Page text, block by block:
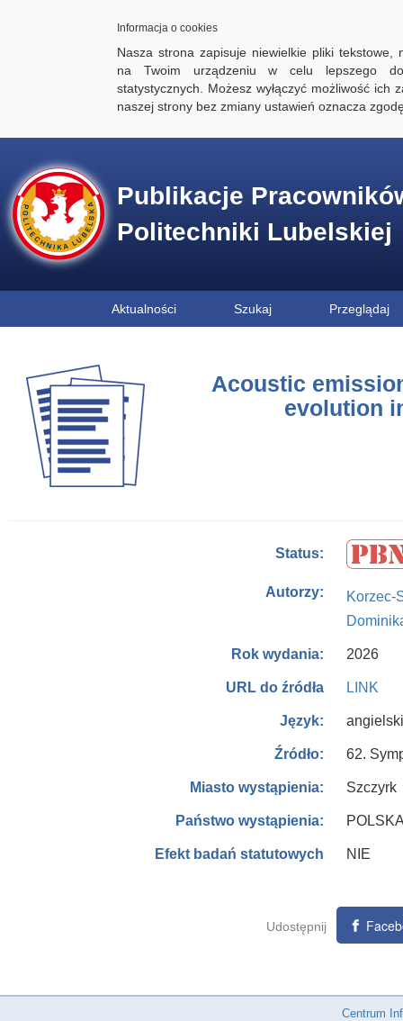
Informacja o cookies
Nasza strona zapisuje niewielkie pliki tekstowe,
na Twoim urządzeniu w celu lepszego
statystycznych. Możesz wyłączyć możliwość ich
naszej strony bez zmiany ustawień oznacza
Publikacje
Politechniki Lubelskiej
Aktualności Szukaj Przeglądaj
Acoustic
evolution
Status:
Autorzy:
Korzec-
Rok wydania: 2026
URL do źródła LINK
Język: angielski
Źródło: 62.
Miasto wystąpienia: Szczyrk
Państwo wystąpienia:
Efekt badań statutowych NIE
Udostępnij
Centrum